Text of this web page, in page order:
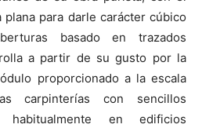
para darle carácter cúbico
basado en trazados
a partir de su gusto por la
proporcionado a la escala
carpinterías con sencillos
habitualmente en edificios